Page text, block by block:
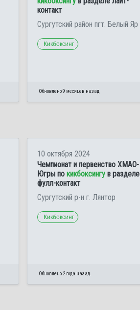
контакт
Сургутский район пгт. Белый Яр
Кикбоксинг
Обновлено 9 месяцев назад
10 октября 2024
Чемпионат и первенство ХМАО-
Югры по кикбоксингу в разделе
фулл-контакт
Сургутский р-н г. Лянтор
Кикбоксинг
Обновлено 2 года назад